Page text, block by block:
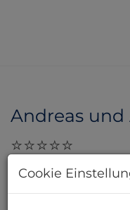
Andreas und
29.11.2023, 09:57
Cookie